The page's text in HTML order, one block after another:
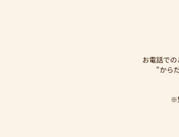
お電話で
“から
※